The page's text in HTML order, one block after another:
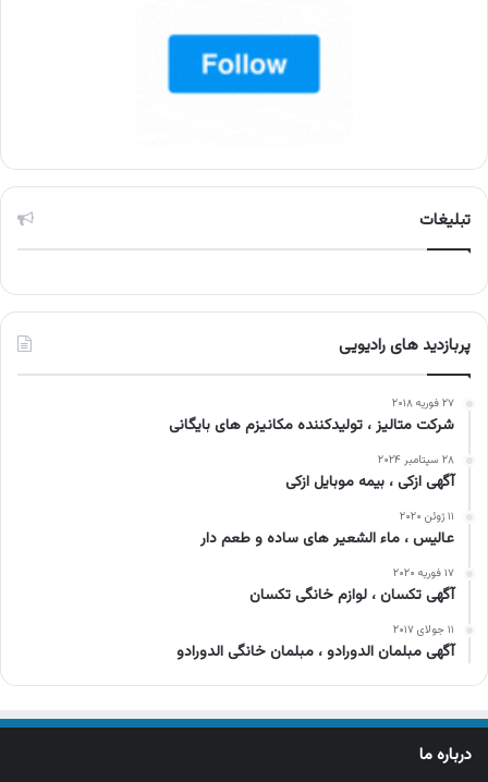
تبلیغات
پربازدید های رادیویی
۲۷ فوریه ۲۰۱۸
شرکت متالیز ، تولیدکننده مکانیزم های بایگانی
۲۸ سپتامبر ۲۰۲۴
آگهی ازکی ، بیمه موبایل ازکی
۱۱ ژوئن ۲۰۲۰
عالیس ، ماء الشعیر های ساده و طعم دار
۱۷ فوریه ۲۰۲۰
آگهی تکسان ، لوازم خانگی تکسان
۱۱ جولای ۲۰۱۷
آگهی مبلمان الدورادو ، مبلمان خانگی الدورادو
درباره ما